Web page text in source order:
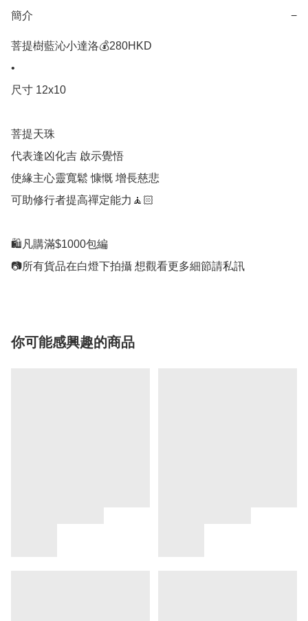
簡介 −
菩提樹藍沁小達洛💰280HKD
•
尺寸 12x10
菩提天珠
代表逢凶化吉 啟示覺悟
使緣主心靈寬鬆 慷慨 增長慈悲
可助修行者提高禪定能力🧘🏻
🛍凡購滿$1000包編
📷所有貨品在白燈下拍攝 想觀看更多細節請私訊
你可能感興趣的商品